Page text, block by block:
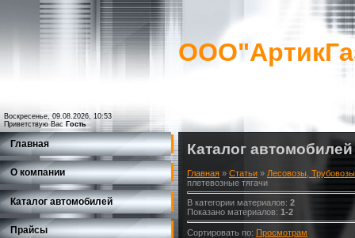
Воскресенье, 09.08.2026, 10:53
Приветствую Вас Гость
Главная
О компании
Каталог автомобилей
Прайсы
Каталог
Главная » Статьи » Лесовозы,
плетевозные тягачи
В категории материалов: 2
Показано материалов: 1-2
Сортировать по: Просмотрам